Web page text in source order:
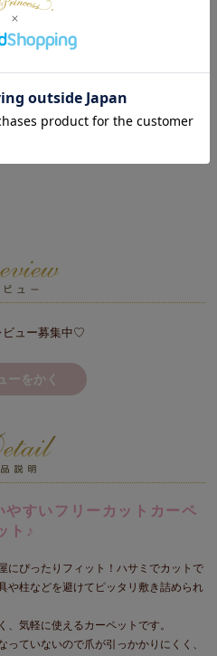
関口（エレベータ）で搬入が可能か
承っておりません。
、往復運賃を請求する場合がござい
ビュー募集中♡
ーをかく
すいフリーカットカーペ
ト♪
にぴったりフィット！ハサミでカットで
や柱などを避けてピッタリ敷き詰められ
、気軽に使えるカーペットです。
ていないので爪が引っかかりにくく、